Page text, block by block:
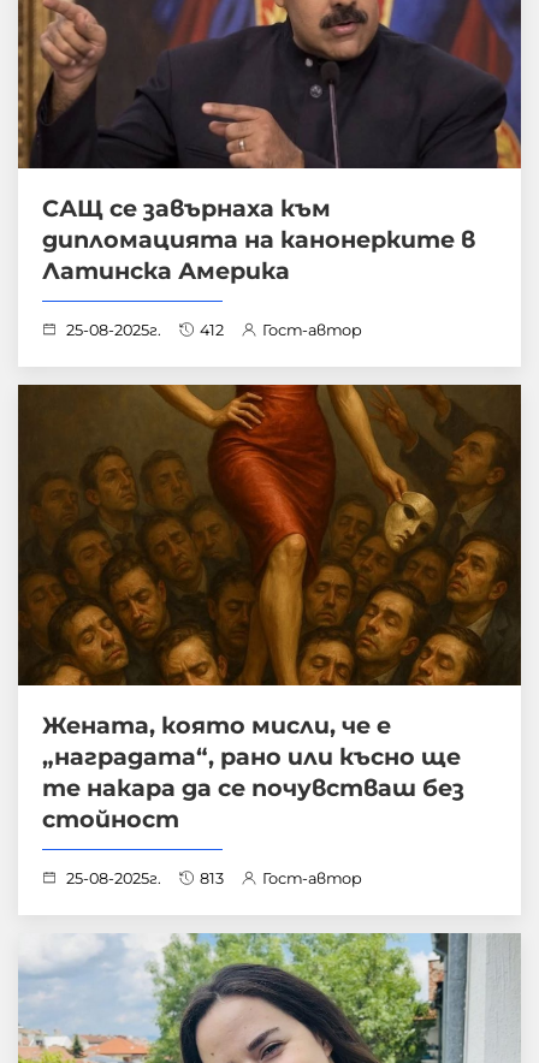
САЩ се завърнаха към
дипломацията на канонерките в
Латинска Америка
25-08-2025г. 412 Гост-автор
Жената, която мисли, че е
„наградата“, рано или късно ще
те накара да се почувстваш без
стойност
25-08-2025г. 813 Гост-автор